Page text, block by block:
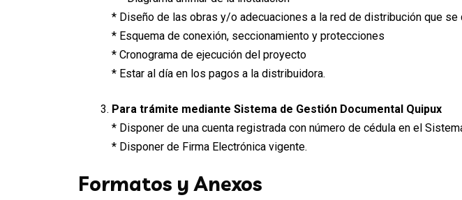
* Diseño de las obras y/o adecuaciones a la red de distribución que
* Esquema de conexión, seccionamiento y protecciones
* Cronograma de ejecución del proyecto
* Estar al día en los pagos a la distribuidora.
Para trámite mediante Sistema de Gestión Documental Quipux
* Disponer de una cuenta registrada con número de cédula en el
* Disponer de Firma Electrónica vigente.
Formatos y Anexos